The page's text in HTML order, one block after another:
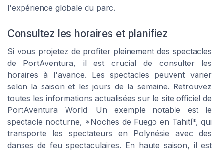
l'expérience globale du parc.
Consultez les horaires et planifiez
Si vous projetez de profiter pleinement des spectacles
de PortAventura, il est crucial de consulter les
horaires à l'avance. Les spectacles peuvent varier
selon la saison et les jours de la semaine. Retrouvez
toutes les informations actualisées sur le site officiel de
PortAventura World. Un exemple notable est le
spectacle nocturne, *Noches de Fuego en Tahití*, qui
transporte les spectateurs en Polynésie avec des
danses de feu spectaculaires. En haute saison, il est